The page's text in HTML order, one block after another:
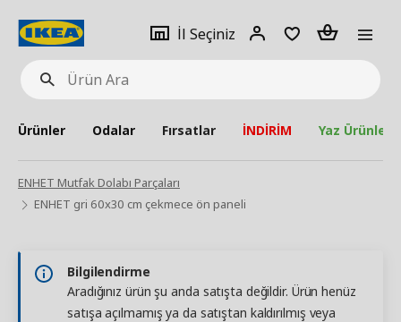
Ürün
Ara
İl Seçiniz
Giriş
Adet
Ürünler Odalar Fırsatlar İNDİRİM Yaz Ürünleri
ENHET Mutfak Dolabı Parçaları
ENHET gri 60x30 cm çekmece ön paneli
Bilgilendirme
Aradığınız ürün şu anda satışta değildir. Ürün henüz
satışa açılmamış ya da satıştan kaldırılmış veya